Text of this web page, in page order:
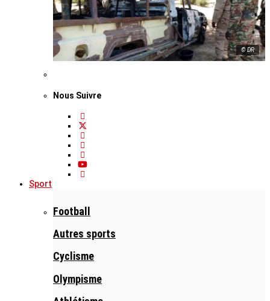
© DR
Nous Suivre
Sport
Football
Autres sports
Cyclisme
Olympisme